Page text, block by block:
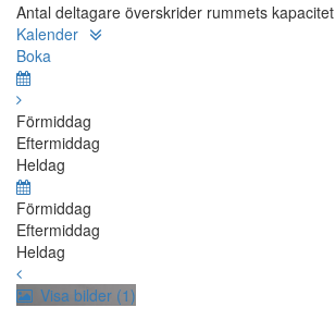
Antal deltagare överskrider rummets kapacitet
Kalender
Boka
Förmiddag
Eftermiddag
Heldag
Förmiddag
Eftermiddag
Heldag
Visa bilder (1)